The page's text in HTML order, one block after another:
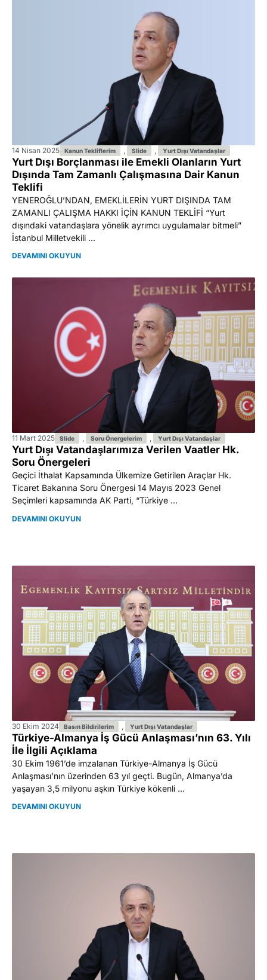
14 Nisan 2025 Kanun Tekliflerim Slide Yurt Dışı Vatandaşlar
Yurt Dışı Borçlanması ile Emekli Olanların Yurt
Dışında Tam Zamanlı Çalışmasına Dair Kanun
Teklifi
YENEROĞLU’NDAN, EMEKLİLERİN YURT DIŞINDA TAM
ZAMANLI ÇALIŞMA HAKKI İÇİN KANUN TEKLİFİ “Yurt
dışındaki vatandaşlara yönelik ayrımcı uygulamalar bitmeli”
İstanbul Milletvekili ...
DEVAMINI OKUYUN
11 Mart 2025 Slide , Soru Önergelerim , Yurt Dışı Vatandaşlar
Yurt Dışı Vatandaşlarımıza Verilen Vaatler Hk.
Soru Önergeleri
Geçici İthalat Kapsamında Ülkemize Getirilen Araçlar Hk.
Ticaret Bakanına Soru Önergesi 14 Mayıs 2023 Genel
Seçimleri kapsamında AK Parti, “Türkiye ...
DEVAMINI OKUYUN
30 Ekim 2024 Basın Bildirilerim Yurt Dışı Vatandaşlar
Türkiye-Almanya İş Gücü Anlaşması’nın 63. Yılı
İle İlgili Açıklama
30 Ekim 1961’de imzalanan Türkiye-Almanya İş Gücü
Anlaşması’nın üzerinden 63 yıl geçti. Bugün, Almanya’da
yaşayan 3,5 milyonu aşkın Türkiye kökenli ...
DEVAMINI OKUYUN